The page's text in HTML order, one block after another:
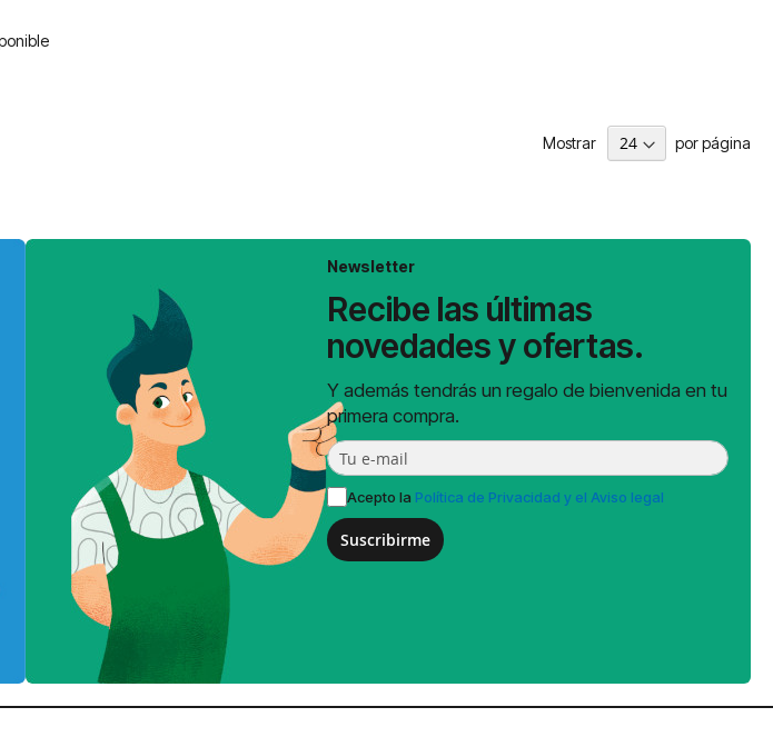
Mostrar por página
Newsletter
Recibe las últimas
novedades y ofertas.
Y además tendrás un regalo de bienvenida en tu
primera compra.
Acepto la Política de Privacidad y el Aviso legal
Suscribirme